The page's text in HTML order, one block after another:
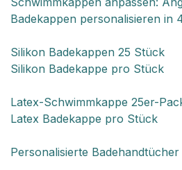
Badekappen personalisieren in
Silikon Badekappen 25 Stück
Silikon Badekappe pro Stück
Latex-Schwimmkappe 25er-
Latex Badekappe pro Stück
Personalisierte Badehandtücher